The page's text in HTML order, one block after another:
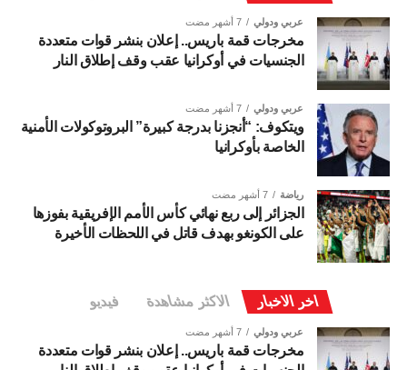
عربي ودولي 7 أشهر مضت
مخرجات قمة باريس.. إعلان بنشر قوات متعددة
الجنسيات في أوكرانيا عقب وقف إطلاق النار
عربي ودولي 7 أشهر مضت
ويتكوف: “أنجزنا بدرجة كبيرة” البروتوكولات الأمنية
الخاصة بأوكرانيا
رياضة 7 أشهر مضت
الجزائر إلى ربع نهائي كأس الأمم الإفريقية بفوزها
على الكونغو بهدف قاتل في اللحظات الأخيرة
اخر الاخبار الاكثر مشاهدة فيديو
عربي ودولي 7 أشهر مضت
مخرجات قمة باريس.. إعلان بنشر قوات متعددة